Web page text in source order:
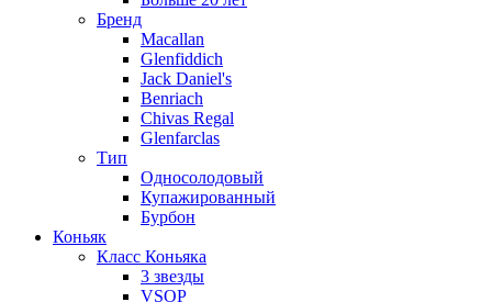
Бренд
Macallan
Glenfiddich
Jack Daniel's
Benriach
Chivas Regal
Glenfarclas
Тип
Односолодовый
Купажированный
Бурбон
Коньяк
Класс Коньяка
3 звезды
VSOP